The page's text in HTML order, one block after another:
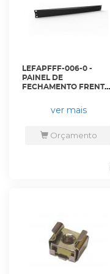
LEFAPFFF-006-0 -
PAINEL DE
FECHAMENTO FRENTE
PLASTICO PRETO (KIT
COM 5 PC) - 35050787 -
ver mais
Orçamento